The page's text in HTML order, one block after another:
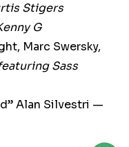
Stigers
G
Marc Swersky,
Sass
Alan Silvestri —